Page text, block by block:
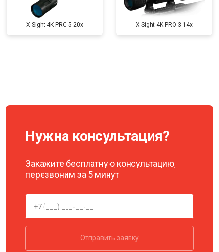
X-Sight 4K PRO 5-20x X-Sight 4K PRO 3-14x
Нужна консультация?
Закажите бесплатную консультацию,
перезвоним за 5 минут
Отправить заявку